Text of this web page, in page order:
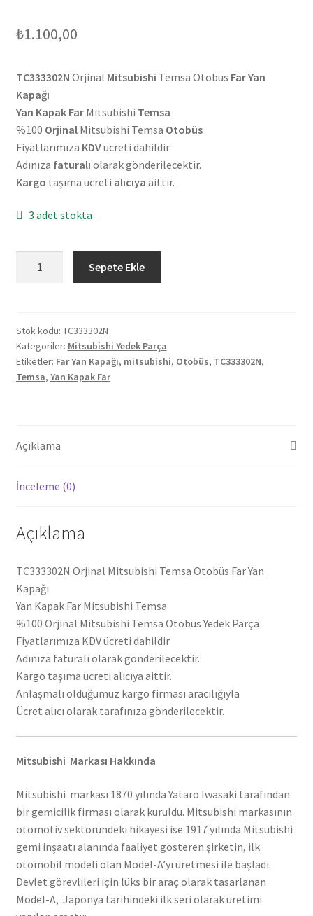
₺1.100,00
TC333302N Orjinal Mitsubishi Temsa Otobüs Far Yan
Kapağı
Yan Kapak FarMitsubishi Temsa
%100 OrjinalMitsubishi Temsa Otobüs
Fiyatlarımıza KDVücreti dahildir
Adınıza faturalı olarak gönderilecektir.
Kargo taşıma ücreti alıcıya aittir.
3 adet stokta
Far
Yan
Kapağı
TC333302N
Sepete Ekle
Stok kodu: TC333302N
Kategoriler: Mitsubishi Yedek Parça
Etiketler: Far Yan Kapağı, mitsubishi, Otobüs, TC333302N,
Temsa, Yan Kapak Far
Açıklama
İnceleme (0)
Açıklama
TC333302N Orjinal Mitsubishi Temsa Otobüs Far Yan
Kapağı
Yan Kapak Far Mitsubishi Temsa
%100 Orjinal Mitsubishi Temsa Otobüs Yedek Parça
Fiyatlarımıza KDV ücreti dahildir
Adınıza faturalı olarak gönderilecektir.
Kargo taşıma ücreti alıcıya aittir.
Anlaşmalı olduğumuz kargo firması aracılığıyla
Ücret alıcı olarak tarafınıza gönderilecektir.
Mitsubishi Markası Hakkında
Mitsubishi markası 1870 yılında Yataro Iwasaki tarafından
bir gemicilik firması olarak kuruldu. Mitsubishi markasının
otomotiv sektöründeki hikayesi ise 1917 yılında Mitsubishi
gemi inşaatı alanında faaliyet gösteren şirketin, ilk
otomobil modeli olan Model-A’yı üretmesi ile başladı.
Devlet görevlileri için lüks bir araç olarak tasarlanan
Model-A, Japonya tarihindeki ilk seri olarak üretimi